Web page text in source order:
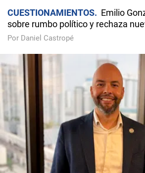
CUESTIONAMIENTOS
Emilio
sobre rumbo político y rechaza
Por Daniel Castropé